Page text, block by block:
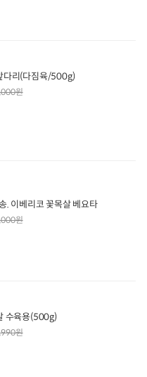
다리(다짐육/500g)
원
. 이베리코 꽃목살 베요타
원
수육용(500g)
원